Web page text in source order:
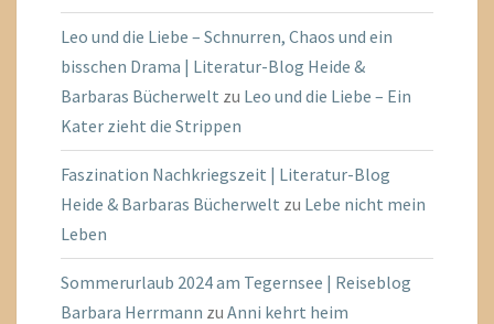
Leo und die Liebe – Schnurren, Chaos und ein
bisschen Drama | Literatur-Blog Heide &
Barbaras Bücherwelt zu Leo und die Liebe – Ein
Kater zieht die Strippen
Faszination Nachkriegszeit | Literatur-Blog
Heide & Barbaras Bücherwelt zu Lebe nicht mein
Leben
Sommerurlaub 2024 am Tegernsee | Reiseblog
Barbara Herrmann zu Anni kehrt heim